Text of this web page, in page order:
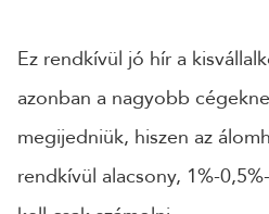
Ez rendkívül jó hír a
azonban a nagyobb
megijedniük, hiszen az
rendkívül alacsony, 1%-